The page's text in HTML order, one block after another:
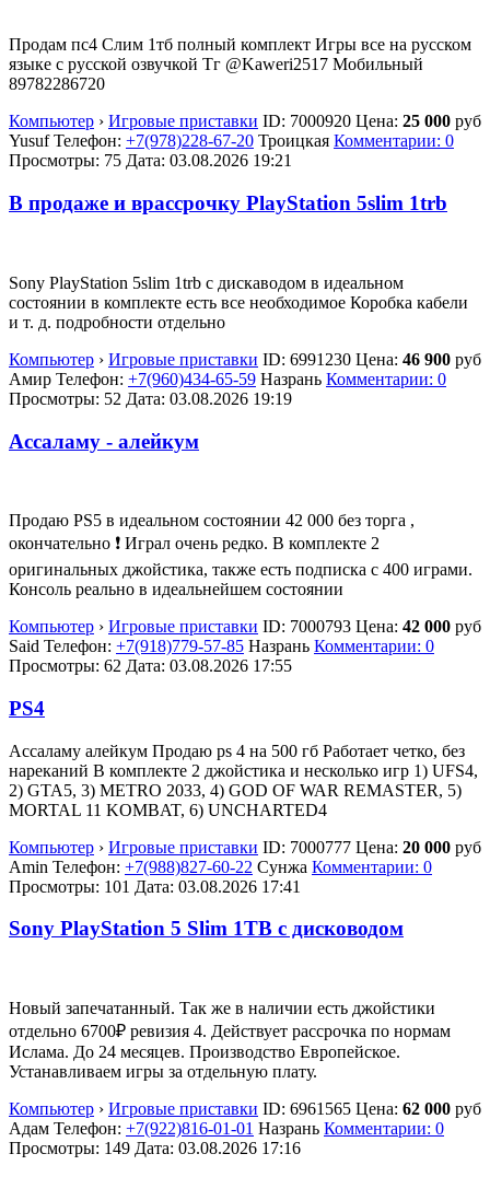
Продам пс4 Слим 1тб полный комплект Игры все на русском
языке с русской озвучкой Тг @Kaweri2517 Мобильный
89782286720
Компьютер › Игровые приставки ID: 7000920 Цена: 25 000 руб
YusufТелефон: +7(978)228-67-20 Троицкая Комментарии: 0
Просмотры: 75 Дата: 03.08.2026 19:21
В продаже и врассрочку PlayStation 5slim 1trb
Sony PlayStation 5slim 1trb с дискаводом в идеальном
состоянии в комплекте есть все необходимое Коробка кабели
и т. д. подробности отдельно
Компьютер › Игровые приставки ID: 6991230 Цена: 46 900 руб
Амир Телефон: +7(960)434-65-59 Назрань Комментарии: 0
Просмотры: 52 Дата: 03.08.2026 19:19
Ассаламу - алейкум
Продаю PS5 в идеальном состоянии 42 000 без торга ,
окончательно ❗️ Играл очень редко. В комплекте 2
оригинальных джойстика, также есть подписка с 400 играми.
Консоль реально в идеальнейшем состоянии
Компьютер › Игровые приставки ID: 7000793 Цена: 42 000 руб
Said Телефон: +7(918)779-57-85 Назрань Комментарии: 0
Просмотры: 62 Дата: 03.08.2026 17:55
PS4
Ассаламу алейкум Продаю ps 4 на 500 гб Работает четко, без
нареканий В комплекте 2 джойстика и несколько игр 1) UFS4,
2) GTA5, 3) METRO 2033, 4) GOD OF WAR REMASTER, 5)
MORTAL 11 KOMBAT, 6) UNCHARTED4
Компьютер › Игровые приставки ID: 7000777 Цена: 20 000 руб
Amin Телефон: +7(988)827-60-22 Сунжа Комментарии: 0
Просмотры: 101 Дата: 03.08.2026 17:41
Sony PlayStation 5 Slim 1TB с дисководом
Новый запечатанный. Так же в наличии есть джойстики
отдельно 6700₽ ревизия 4. Действует рассрочка по нормам
Ислама. До 24 месяцев. Производство Европейское.
Устанавливаем игры за отдельную плату.
Компьютер › Игровые приставки ID: 6961565 Цена: 62 000 руб
Адам Телефон: +7(922)816-01-01 Назрань Комментарии: 0
Просмотры: 149 Дата: 03.08.2026 17:16